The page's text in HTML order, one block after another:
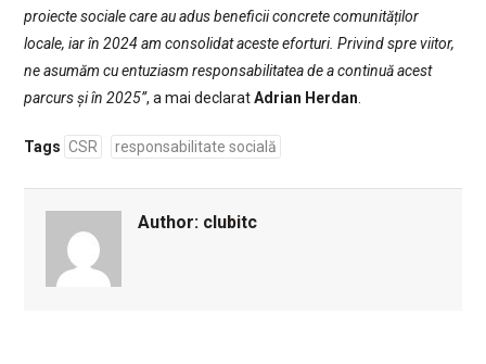
proiecte sociale care au adus beneficii concrete comunităților
locale, iar în 2024 am consolidat aceste eforturi. Privind spre viitor,
ne asumăm cu entuziasm responsabilitatea de a continuă acest
parcurs și în 2025”, a mai declaratAdrian Herdan
Tags CSR responsabilitate socială
Author: clubitc